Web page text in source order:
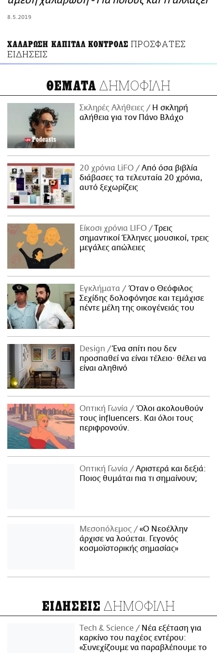
8.5.2019
ΧΑΛΑΡΩΣΗ ΚΑΠΙΤΑΛ ΚΟΝΤΡΟΛΣ ΠΡΟΣΦΑΤΕΣ
ΕΙΔΗΣΕΙΣ
ΘΕΜΑΤΑ ΔΗΜΟΦΙΛΗ
Σκληρές Αλήθειες
H σκληρή
αλήθεια για τον Πάνο Βλάχο
20 χρόνια LiFO
Από όσα βιβλία
διάβασες τα τελευταία 20 χρόνια,
αυτό ξεχωρίζεις
Είκοσι χρόνια LIFO
Tρεις
σημαντικοί Έλληνες μουσικοί, τρεις
μεγάλες απώλειες
Εγκλήματα
Όταν ο Θεόφιλος
Σεχίδης δολοφόνησε και τεμάχισε
πέντε μέλη της οικογένειάς του
Design
Ένα σπίτι που δεν
προσπαθεί να είναι τέλειο· θέλει να
είναι αληθινό
Οπτική Γωνία
Όλοι ακολουθούν
τους influencers. Και όλοι τους
περιφρονούν.
Οπτική Γωνία
Αριστερά και δεξιά:
Ποιος θυμάται πια τι σημαίνουν;
Μεσοπόλεμος
«Ο Νεοέλλην
άρχισε να λούεται. Γεγονός
κοσμοϊστορικής σημασίας»
ΕΙΔΗΣΕΙΣ ΔΗΜΟΦΙΛΗ
Τech & Science
Νέα εξέταση για
καρκίνο του παχέος εντέρου:
«Συνεχίζουμε να παραβλέπουμε το